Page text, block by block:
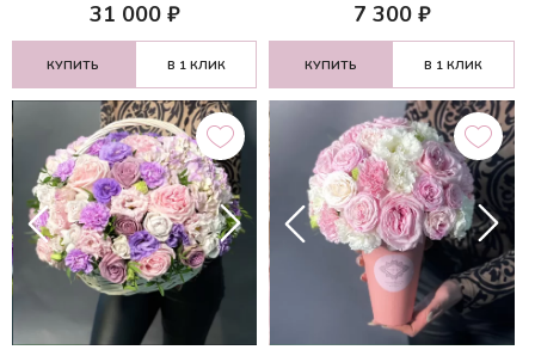
31 000₽
КУПИТЬ В 1 КЛИК
7 300₽
КУПИТЬ В 1 КЛИК